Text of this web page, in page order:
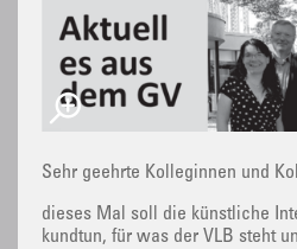
Sehr geehrte Kolleginnen und
dieses Mal soll die künstliche
kundtun, für was der VLB steht